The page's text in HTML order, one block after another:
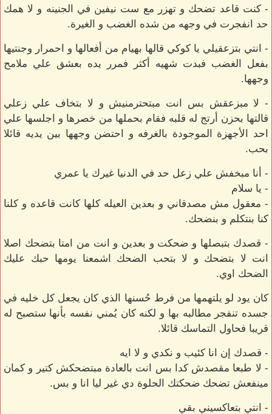
- كنت قاعد تضحك و تهزر مع ست نيفين في الجنينه و لا همك
حد انفجرت في وجهه من شده الغضب و الغيرة.
- انتي بتزعقيلي يا كوكي قالها بهيام من أفعالها و احمرار وجنتيها
بفعل الغضب فبدت شهيه أكثر فمرر يده بعشق علي ملامح
وجهها.
- لا مبزعقش بس انت مبتحترمنيش و لا بتخاف علي زعلي
قالتها بحزن أرتج له قلبه فقام بحملها من خصرها و اجلسها علي
احد الأجهزة الموجودة بالغرفه و احتضن وجهها بين يديه قائلا
بحب.
- أنا مبخفش علي زعل حد في الدنيا غيرك يا عمري
- يا سلام
- معقول مش مصدقاني و بعدين العيله كلها كانت قاعده و كلنا
كنا بنتكلم و بنضحك.
- قصدك بتبصلها و ضحكت و بعدين و انت من امتا بتضحك اصلا
انت لا بتضحك و لا بتحب الضحك اشمعنا يومها حبك عليك
الضحك اوي.
كان يود لو يلتهمها من فرط حُسنها الذي كان يجعل كل خليه في
جسده تنفجر مطالبه بها و لكنه كان يُمني نفسه بأنها ستصبح له
قريبا فحاول التماسك قائلا.
- قصدك إن انا كئيب و نكدي و لا ايه
- لا طبعا مقصدش كدا بس انت بالعادة مبتضحكش كتير و كمان
مينفعش تضحك ضحكتك الحلوة دي غير ليا انا و بس.
- انتي بتعاكسيني بقي